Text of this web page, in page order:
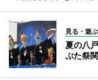
見る・遊ぶ
夏の八
ぶた祭